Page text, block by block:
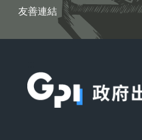
友善連結